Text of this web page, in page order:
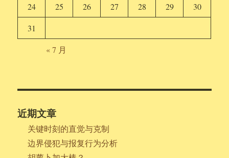
24
25 26 27 28 29
30
31
« 7 月
近期文章
关键时刻的直觉与克制
边界侵犯与报复行为分析